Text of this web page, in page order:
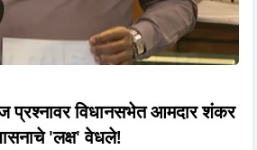
प्रश्नावर विधानसभेत आमदार शंकर
'लक्ष' वेधले!